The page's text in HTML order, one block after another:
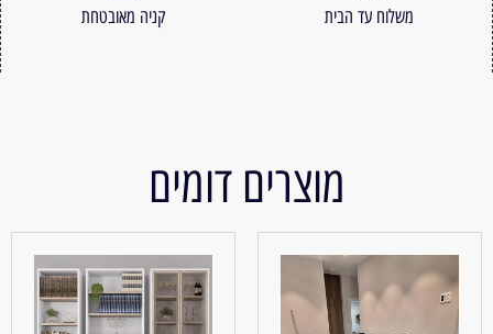
משלוח עד הבית קניה מאובטחת
מוצרים דומים